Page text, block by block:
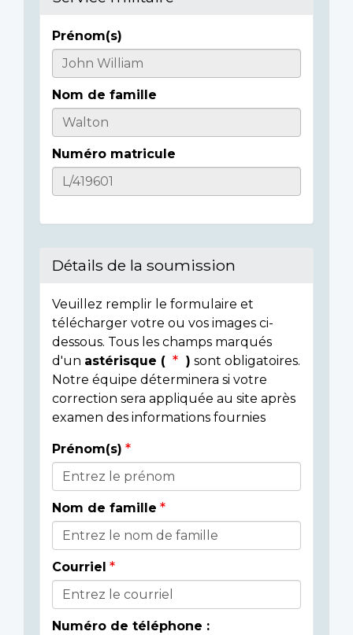
Casualty
Details
Prénom(s)
Nom de famille
Numéro matricule
Détails de la soumission
Veuillez remplir le formulaire et
télécharger votre ou vos images ci-
dessous. Tous les champs marqués
d'un astérisque ( ) sont obligatoires.
Notre équipe déterminera si votre
correction sera appliquée au site après
examen des informations fournies
Donor
Details
Prénom(s)
Nom de famille
Courriel
Numéro de téléphone :